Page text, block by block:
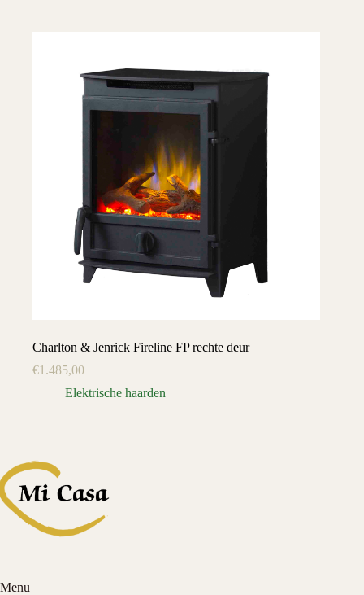
Charlton & Jenrick Fireline FP rechte deur
€1.485,00
Elektrische haarden
Menu